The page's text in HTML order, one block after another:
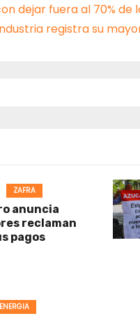
dejar fuera al 70% de
registra su
ZAFRA
anuncia
reclaman
pagos